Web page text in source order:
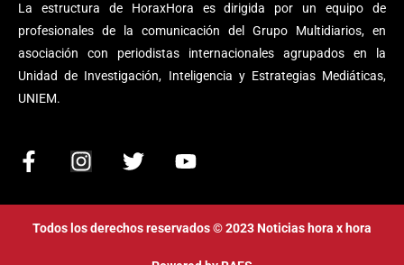
La estructura de HoraxHora es dirigida por un equipo de
profesionales de la comunicación del Grupo Multidiarios, en
asociación con periodistas internacionales agrupados en la
Unidad de Investigación, Inteligencia y Estrategias Mediáticas,
UNIEM.
F
c
e
I
s
t
T
i
t
Y
u
t
Todos los derechos reservados © 2023 Noticias hora x hora